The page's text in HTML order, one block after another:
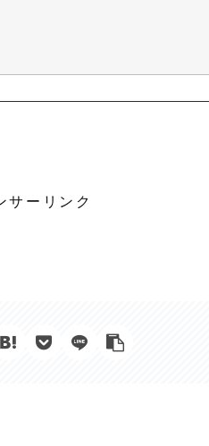
サーリンク